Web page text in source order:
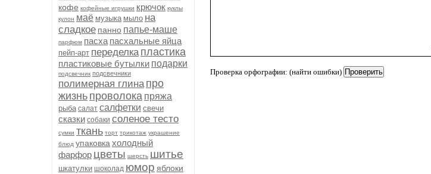
кофе кофейные игрушки крючок куклы
кулон маё музыка мыло на
сладкое панно папье-маше
парфюм пасха пасхальные яйца
пейп-арт переделка пластика
пластиковые бутылки подарки
подсвечник подсвечники
полимерная глина про
жизнь проволока пряжа
рыба салат салфетки свечи
сказки собаки соленое тесто
сумки ткань торт трикотаж украшение
блюд упаковка холодный
фарфор цветы шерсть шитье
шкатулки шоколад юмор яблоки
Проверка орфографии: (найти ошибки)